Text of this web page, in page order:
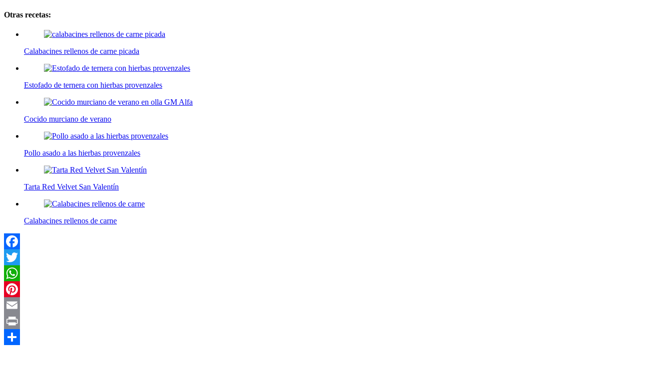
Otras recetas:
Calabacines rellenos de carne picada
Estofado de ternera con hierbas provenzales
Cocido murciano de verano
Pollo asado a las hierbas provenzales
Tarta Red Velvet San Valentín
Calabacines rellenos de carne
Facebook
Twitter
WhatsApp
Pinterest
Email
Print